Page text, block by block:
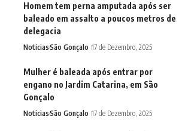
Homem tem perna amputada após ser
baleado em assalto a poucos metros de
delegacia
NoticiasSão Gonçalo 17 de Dezembro, 2025
Mulher é baleada após entrar por
engano no Jardim Catarina, em São
Gonçalo
NoticiasSão Gonçalo 17 de Dezembro, 2025